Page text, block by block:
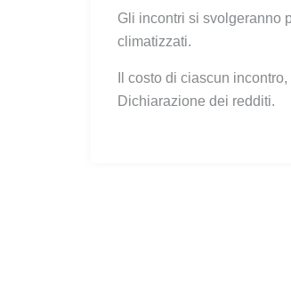
Gli incontri si svolgeranno
climatizzati.
Il costo di ciascun
Dichiarazione dei redditi.